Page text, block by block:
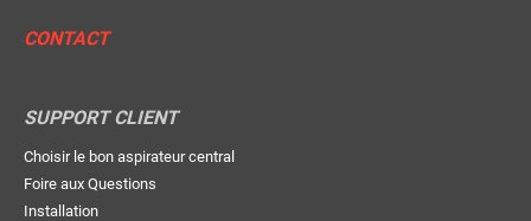
CONTACT
SUPPORT CLIENT
Choisir le bon aspirateur central
Foire aux Questions
Installation